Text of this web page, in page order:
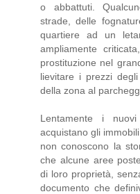
o abbattuti.
strade, delle
quartiere ad un
ampliamente
prostituzione nel
lievitare i prezzi
della zona al
Lentamente i
acquistano gli
non conoscono la
che alcune aree
di loro proprietà,
documento che